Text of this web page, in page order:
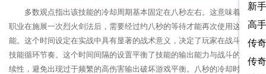
新
高
传
传
多数观点指出该技能的冷却周期基本固定在八秒左右。这意味着战士
职业在施展一次烈火剑法后，需要经过约八秒的等待才能再次使用这一技
能。这个时间设定在实战中具有显著的战术意义，决定了玩家在战斗中的
技能循环节奏。这个时间间隔的设置平衡了技能的输出能力与战斗的可持
续性，避免出现过于频繁的高伤害输出破坏游戏平衡。八秒的冷却时间为